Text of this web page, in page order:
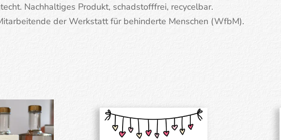
Nachhaltiges Produkt, schadstofffrei, recycelbar.
der Werkstatt für behinderte Menschen (WfbM).